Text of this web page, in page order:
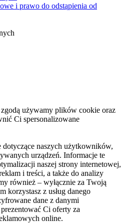
i prawo do odstąpienia od
używamy plików cookie oraz
Ci spersonalizowane
naszych użytkowników,
urządzeń. Informacje te
naszej strony internetowej,
i treści, a także do analizy
również – wyłącznie za Twoją
korzystasz z usług danego
dane z danymi
Ci oferty za
online.